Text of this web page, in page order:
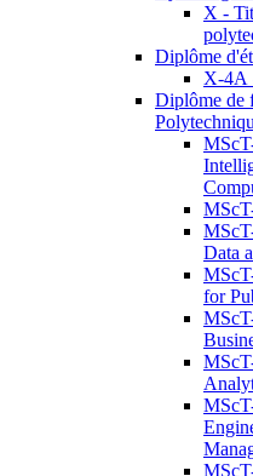
X -
Diplôme
X-4A
Diplôme de
Data
for